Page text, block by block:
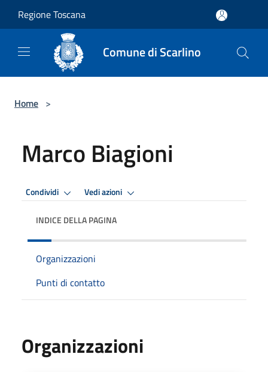
Regione Toscana
Comune di Scarlino
Home >
Marco Biagioni
Condividi Vedi azioni
INDICE DELLA PAGINA
Organizzazioni
Punti di contatto
Organizzazioni